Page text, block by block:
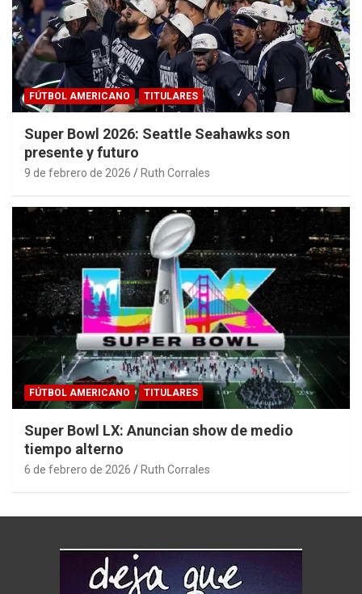
FÚTBOL AMERICANO TITULARES
Super Bowl 2026: Seattle Seahawks son
presente y futuro
9 de febrero de 2026 Ruth Corrales
FÚTBOL AMERICANO TITULARES
Super Bowl LX: Anuncian show de medio
tiempo alterno
6 de febrero de 2026 Ruth Corrales